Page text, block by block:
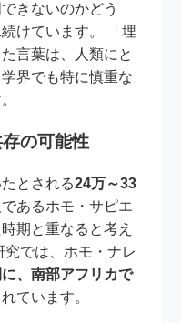
きないのかどう
けています。 「埋
言葉は、人類にと
界でも特に慎重な
の可能性
とされる24万～33
あるホモ・サピエ
期と重なると考え
では、ホモ・ナレ
、南部アフリカで
ています。